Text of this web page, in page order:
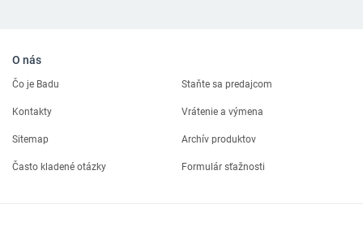
O nás
Čo je Badu Staňte sa predajcom
Kontakty Vrátenie a výmena
Sitemap Archív produktov
Často kladené otázky Formulár sťažnosti